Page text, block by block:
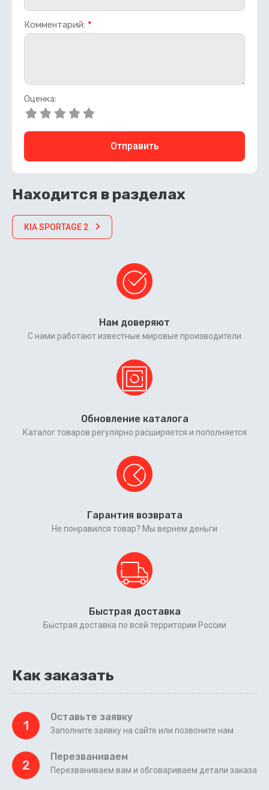
Комментарий: *
Оценка:
Отправить
Находится в разделах
KIA SPORTAGE 2
Нам доверяют
С нами работают известные мировые производители
Обновление каталога
Каталог товаров регулярно расширяется и пополняется
Гарантия возврата
Не понравился товар? Мы вернем деньги
Быстрая доставка
Быстрая доставка по всей территории России
Как заказать
1
Оставьте заявку
Заполните заявку на сайте или позвоните нам
2
Перезваниваем
Перезваниваем вам и обговариваем детали заказа